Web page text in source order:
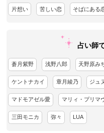
片想い 苦しい恋 そばにある
占い師
蒼月紫野 浅野八郎 天野原み
ケントナカイ 章月綾乃 ジュ
マドモアゼル愛 マリィ・プリマ
三田モニカ 弥々 LUA